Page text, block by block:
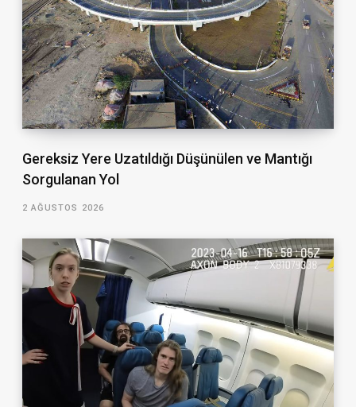
Gereksiz Yere Uzatıldığı Düşünülen ve Mantığı
Sorgulanan Yol
2 AĞUSTOS 2026